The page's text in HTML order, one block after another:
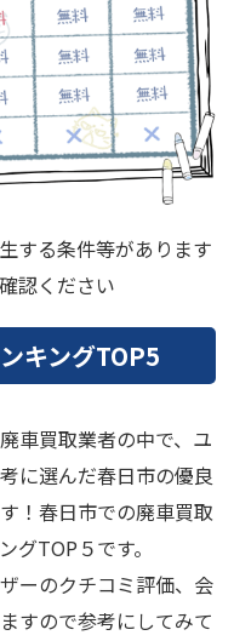
する条件等があります
認ください
キングTOP5
車買取業者の中で、ユ
に選んだ春日市の優良
！春日市での廃車買取
グTOP５です。
ーのクチコミ評価、会
すので参考にしてみて